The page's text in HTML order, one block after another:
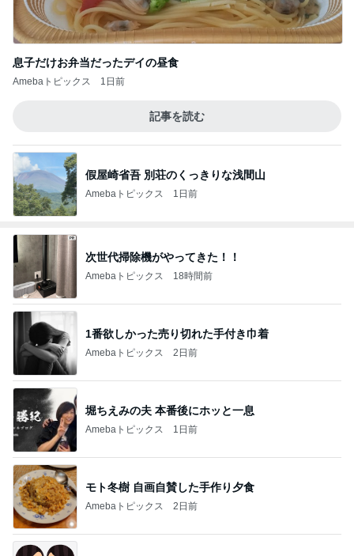
息子だけお弁当だったデイの昼食
Amebaトピックス 1日前
記事を読む
假屋崎省吾 別荘のくっきりな浅間山
Amebaトピックス 1日前
次世代掃除機がやってきた！！
Amebaトピックス 18時間前
1番欲しかった売り切れた手付き巾着
Amebaトピックス 2日前
堀ちえみの夫 本番後にホッと一息
Amebaトピックス 1日前
モト冬樹 自画自賛した手作り夕食
Amebaトピックス 2日前